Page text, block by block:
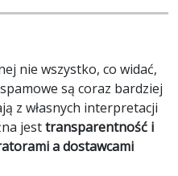
nie wszystko, co widać,
są coraz bardziej
z własnych interpretacji
jesttransparentność i
a dostawcami